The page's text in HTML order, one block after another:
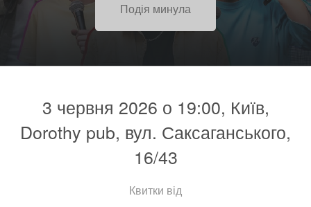
Подія минула
3 червня 2026 о 19:00, Київ,
Dorothy pub, вул. Саксаганського,
16/43
Квитки від